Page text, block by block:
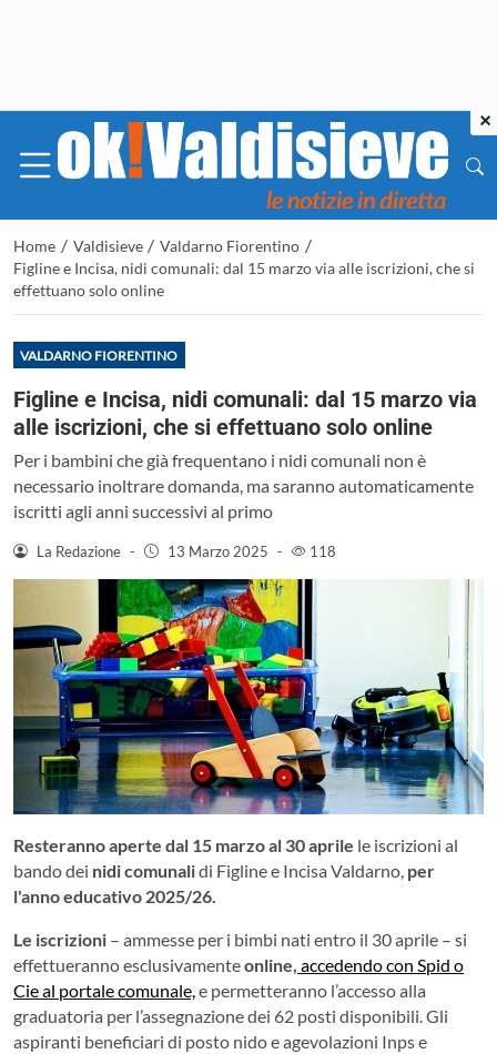
Home / Valdisieve / Valdarno Fiorentino /
Figline e Incisa, nidi comunali: dal 15 marzo via alle iscrizioni, che si
effettuano solo online
VALDARNO FIORENTINO
Figline e Incisa, nidi comunali: dal 15 marzo via
alle iscrizioni, che si effettuano solo online
Per i bambini che già frequentano i nidi comunali non è
necessario inoltrare domanda, ma saranno automaticamente
iscritti agli anni successivi al primo
La Redazione - 13 Marzo 2025 - 118
Resteranno aperte dal 15 marzo al 30 aprile le iscrizioni al
bando dei nidi comunalidi Figline e Incisa Valdarno, per
l'anno educativo 2025/26.
Le iscrizioni – ammesse per i bimbi nati entro il 30 aprile – si
effettueranno esclusivamenteonline, accedendo con Spid o
Cie al portale comunale,e permetteranno l’accesso alla
graduatoria per l’assegnazione dei 62 posti disponibili. Gli
aspiranti beneficiari di posto nido e agevolazioni Inps e
×